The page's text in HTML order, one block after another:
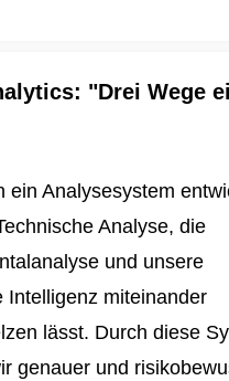
: "Drei Wege
ein Analysesystem
Analyse, die
und unsere
Intelligenz miteinander
lässt. Durch diese
genauer und